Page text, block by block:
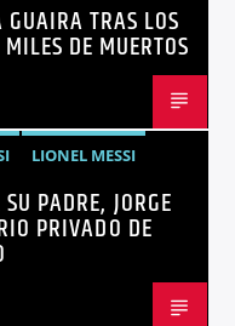
TRAS LOS
DE MUERTOS
LIONEL MESSI
PADRE, JORGE
PRIVADO DE